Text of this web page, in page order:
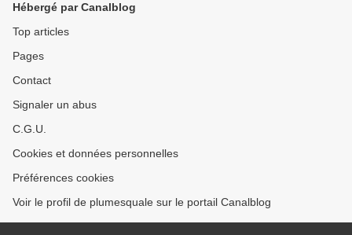
Hébergé par Canalblog
Top articles
Pages
Contact
Signaler un abus
C.G.U.
Cookies et données personnelles
Préférences cookies
Voir le profil de plumesquale sur le portail Canalblog